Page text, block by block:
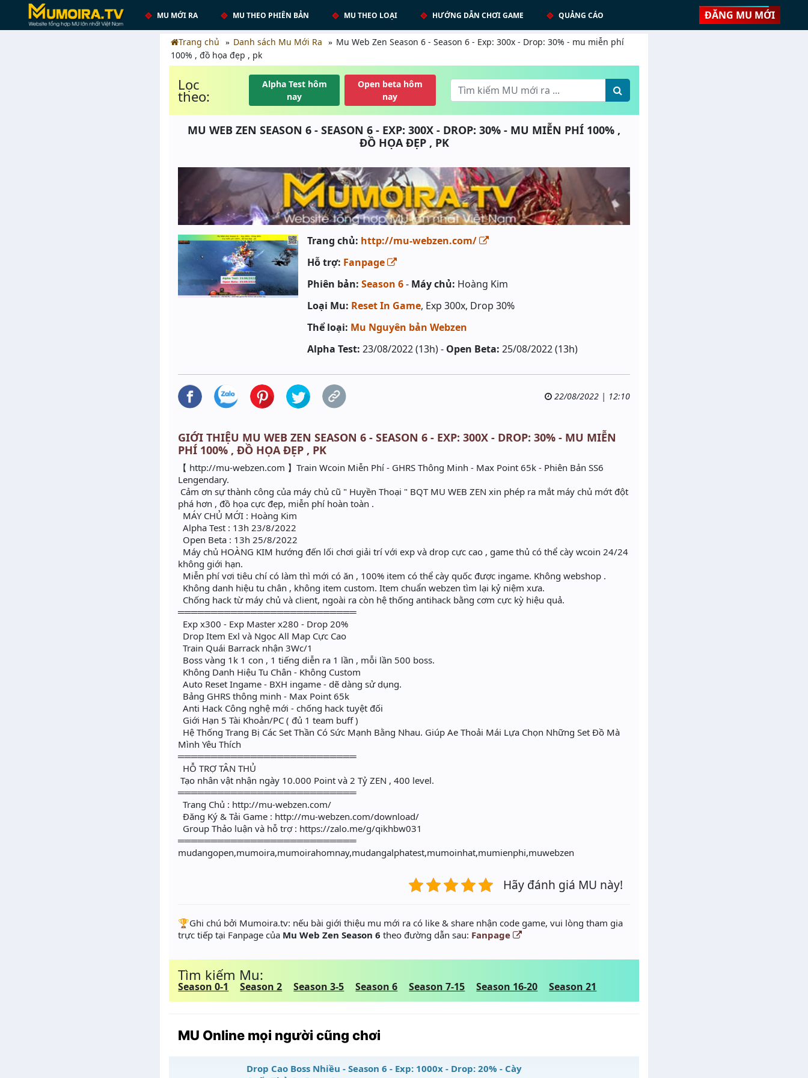
MU MỚI RA MU THEO PHIÊN BẢN MU THEO LOẠI HƯỚNG DẪN CHƠI GAME QUẢNG CÁO ĐĂNG MU MỚI
Trang chủ Danh sách Mu Mới Ra
Mu Web Zen Season 6 - Season 6 - Exp: 300x - Drop: 30% - mu miễn phí
100% , đồ họa đẹp , pk
Lọc
theo:
Alpha Test hôm
nay
Open beta hôm
nay
MU WEB ZEN SEASON 6 - SEASON 6 - EXP: 300X - DROP: 30% - MU MIỄN PHÍ 100% ,
ĐỒ HỌA ĐẸP , PK
Trang chủ: http://mu-webzen.com/
Hỗ trợ: Fanpage
Phiên bản: Season 6- Máy chủ: Hoàng Kim
Loại Mu: Reset In Game, Exp 300x, Drop 30%
Thể loại: Mu Nguyên bản Webzen
Alpha Test: 23/08/2022 (13h) - Open Beta: 25/08/2022 (13h)
22/08/2022 | 12:10
GIỚI THIỆU MU WEB ZEN SEASON 6 - SEASON 6 - EXP: 300X - DROP: 30% - MU MIỄN
PHÍ 100% , ĐỒ HỌA ĐẸP , PK
【 http://mu-webzen.com 】Train Wcoin Miễn Phí - GHRS Thông Minh - Max Point 65k - Phiên Bản SS6
Lengendary.
Cảm ơn sự thành công của máy chủ cũ " Huyền Thoại " BQT MU WEB ZEN xin phép ra mắt máy chủ mớt đột
phá hơn , đồ họa cực đẹp, miễn phí hoàn toàn .
MÁY CHỦ MỚI : Hoàng Kim
Alpha Test : 13h 23/8/2022
Open Beta : 13h 25/8/2022
Máy chủ HOÀNG KIM hướng đến lối chơi giải trí với exp và drop cực cao , game thủ có thể cày wcoin 24/24
không giới hạn.
Miễn phí vơi tiêu chí có làm thì mới có ăn , 100% item có thể cày quốc được ingame. Không webshop .
Không danh hiệu tu chân , không item custom. Item chuẩn webzen tìm lại kỷ niệm xưa.
Chống hack từ máy chủ và client, ngoài ra còn hệ thống antihack bằng cơm cực kỳ hiệu quả.
═══════════════════════════
Exp x300 - Exp Master x280 - Drop 20%
Drop Item Exl và Ngọc All Map Cực Cao
Train Quái Barrack nhận 3Wc/1
Boss vàng 1k 1 con , 1 tiếng diễn ra 1 lần , mỗi lần 500 boss.
Không Danh Hiệu Tu Chân - Không Custom
Auto Reset Ingame - BXH ingame - dẽ dàng sử dụng.
Bảng GHRS thông minh - Max Point 65k
Anti Hack Công nghệ mới - chống hack tuyệt đối
Giới Hạn 5 Tài Khoản/PC ( đủ 1 team buff )
Hệ Thống Trang Bị Các Set Thần Có Sức Mạnh Bằng Nhau. Giúp Ae Thoải Mái Lựa Chọn Những Set Đồ Mà
Mình Yêu Thích
═══════════════════════════
HỖ TRỢ TÂN THỦ
Tạo nhân vật nhận ngày 10.000 Point và 2 Tỷ ZEN , 400 level.
═══════════════════════════
Trang Chủ : http://mu-webzen.com/
Đăng Ký & Tải Game : http://mu-webzen.com/download/
Group Thảo luận và hỗ trợ : https://zalo.me/g/qikhbw031
═══════════════════════════
mudangopen,mumoira,mumoirahomnay,mudangalphatest,mumoinhat,mumienphi,muwebzen
Hãy đánh giá MU này!
️🏆Ghi chú bởi Mumoira.tv: nếu bài giới thiệu mu mới ra có like & share nhận code game, vui lòng tham gia
trực tiếp tại Fanpage của Mu Web Zen Season 6 theo đường dẫn sau: Fanpage
Tìm kiếm Mu:
Season 0-1 Season 2 Season 3-5 Season 6 Season 7-15 Season 16-20 Season 21
MU Online mọi người cũng chơi
Drop Cao Boss Nhiều - Season 6 - Exp: 1000x - Drop: 20% - Cày